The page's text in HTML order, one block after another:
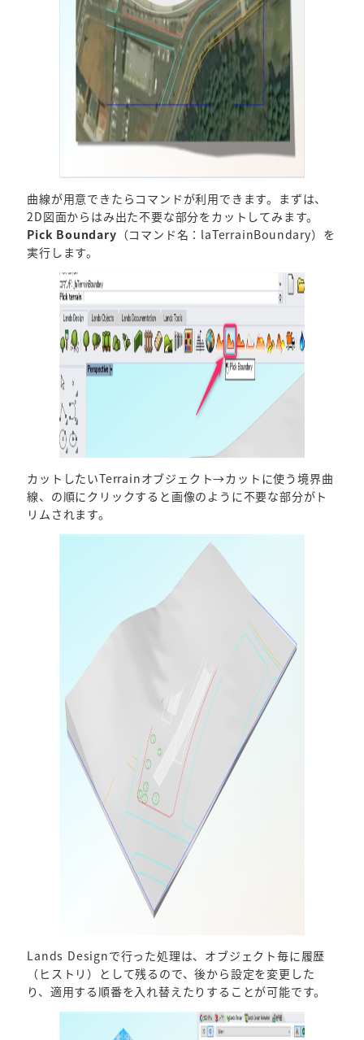
曲線が用意できたらコマンドが利用できます。まずは、
2D図面からはみ出た不要な部分をカットしてみます。
Pick Boundary （コマンド名：laTerrainBoundary）を
実行します。
カットしたいTerrainオブジェクト→カットに使う境界曲
線、の順にクリックすると画像のように不要な部分がト
リムされます。
Lands Designで行った処理は、オブジェクト毎に履歴
（ヒストリ）として残るので、後から設定を変更した
り、適用する順番を入れ替えたりすることが可能です。